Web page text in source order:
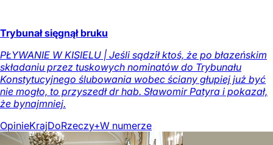
Trybunał sięgnął bruku
PŁYWANIE W KISIELU | Jeśli sądził ktoś, że po błazeńskim
składaniu przez tuskowych nominatów do Trybunału
Konstytucyjnego ślubowania wobec ściany głupiej już być
nie mogło, to przyszedł dr hab. Sławomir Patyra i pokazał,
że bynajmniej.
OpinieKrajDoRzeczy+W numerze